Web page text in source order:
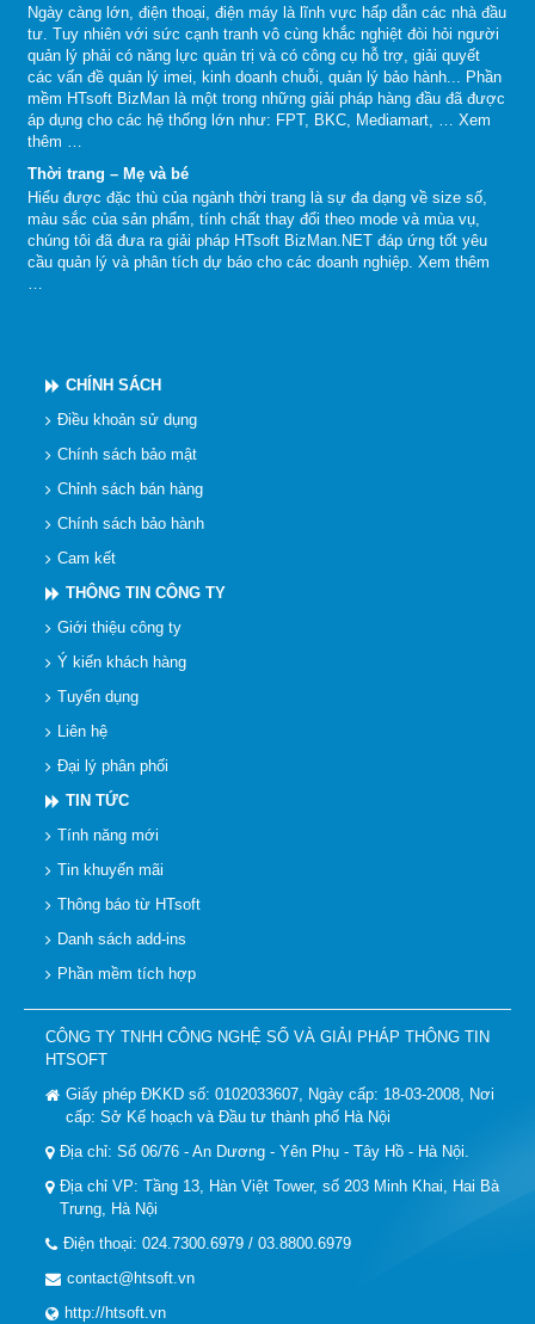
Ngày càng lớn, điện thoại, điện máy là lĩnh vực hấp dẫn các nhà đầu
tư. Tuy nhiên với sức cạnh tranh vô cùng khắc nghiệt đòi hỏi người
quản lý phải có năng lực quản trị và có công cụ hỗ trợ, giải quyết
các vấn đề quản lý imei, kinh doanh chuỗi, quản lý bảo hành... Phần
mềm HTsoft BizMan là một trong những giải pháp hàng đầu đã được
áp dụng cho các hệ thống lớn như: FPT, BKC, Mediamart, … Xem
thêm …
Thời trang – Mẹ và bé
Hiểu được đặc thù của ngành thời trang là sự đa dạng về size số,
màu sắc của sản phẩm, tính chất thay đổi theo mode và mùa vụ,
chúng tôi đã đưa ra giải pháp HTsoft BizMan.NET đáp ứng tốt yêu
cầu quản lý và phân tích dự báo cho các doanh nghiệp. Xem thêm
…
CHÍNH SÁCH
Điều khoản sử dụng
Chính sách bảo mật
Chỉnh sách bán hàng
Chính sách bảo hành
Cam kết
THÔNG TIN CÔNG TY
Giới thiệu công ty
Ý kiến khách hàng
Tuyển dụng
Liên hệ
Đại lý phân phối
TIN TỨC
Tính năng mới
Tin khuyến mãi
Thông báo từ HTsoft
Danh sách add-ins
Phần mềm tích hợp
CÔNG TY TNHH CÔNG NGHỆ SỐ VÀ GIẢI PHÁP THÔNG TIN
HTSOFT
Giấy phép ĐKKD số: 0102033607, Ngày cấp: 18-03-2008, Nơi
cấp: Sở Kế hoạch và Đầu tư thành phố Hà Nội
Địa chỉ: Số 06/76 - An Dương - Yên Phụ - Tây Hồ - Hà Nội.
Địa chỉ VP: Tầng 13, Hàn Việt Tower, số 203 Minh Khai, Hai Bà
Trưng, Hà Nội
Điện thoại: 024.7300.6979 / 03.8800.6979
contact@htsoft.vn
http://htsoft.vn